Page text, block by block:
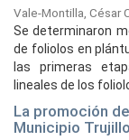
Vale-Montilla, César
Se determinaron
de foliolos en
las primeras
lineales de los
La promoción
Municipio